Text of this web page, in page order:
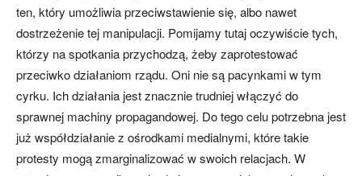
ten, który umożliwia przeciwstawienie się, albo nawet
dostrzeżenie tej manipulacji. Pomijamy tutaj oczywiście tych,
którzy na spotkania przychodzą, żeby zaprotestować
przeciwko działaniom rządu. Oni nie są pacynkami w tym
cyrku. Ich działania jest znacznie trudniej włączyć do
sprawnej machiny propagandowej. Do tego celu potrzebna jest
już współdziałanie z ośrodkami medialnymi, które takie
protesty mogą zmarginalizować w swoich relacjach. W